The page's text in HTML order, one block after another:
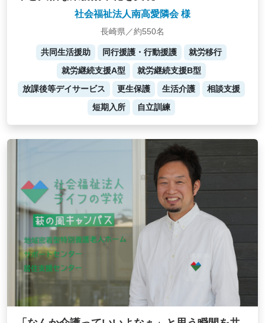
社会福祉法人南高愛隣会 様
長崎県／約550名
共同生活援助 同行援護・行動援護
就労移行
就労継続支援A型
就労継続支援B型
放課後等デイサービス
更生保護 生活介護
相談支援
短期入所
自立訓練